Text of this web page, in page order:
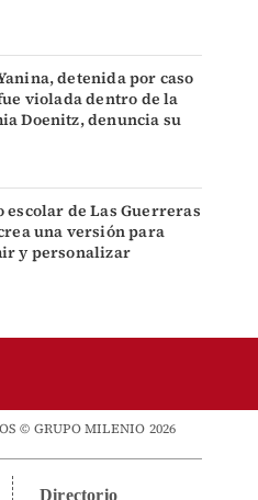
detenida por caso
violada dentro de la
Doenitz, denuncia su
escolar de Las Guerreras
una versión para
y personalizar
© GRUPO MILENIO 2026
Directorio